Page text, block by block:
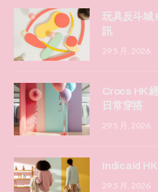
玩具反斗城
訊
29 5 月, 2026
Crocs HK
日常穿搭
29 5 月, 2026
Indicaid HK
29 5 月, 2026